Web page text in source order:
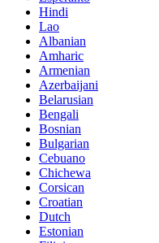
Hindi
Lao
Albanian
Amharic
Armenian
Azerbaijani
Belarusian
Bengali
Bosnian
Bulgarian
Cebuano
Chichewa
Corsican
Croatian
Dutch
Estonian